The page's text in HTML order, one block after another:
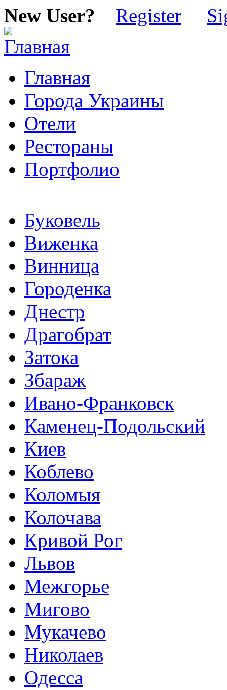
New User? Register
Главная
Города Украины
Отели
Рестораны
Портфолио
Буковель
Виженка
Винница
Городенка
Днестр
Драгобрат
Затока
Збараж
Ивано-Франковск
Каменец-Подольский
Киев
Коблево
Коломыя
Колочава
Кривой Рог
Львов
Межгорье
Мигово
Мукачево
Николаев
Одесса